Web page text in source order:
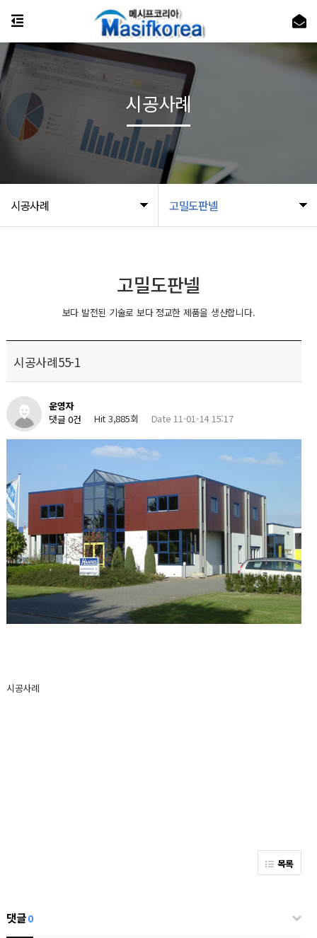
시공사례 고밀도판넬
시공사례
고밀도판넬
보다 발전된 기술로 보다 정교한 제품을 생산합니다.
시공사례55-1
운영자
댓글 0건
Hit 3,885회 Date 11-01-14 15:17
시공사례
목록
댓글0